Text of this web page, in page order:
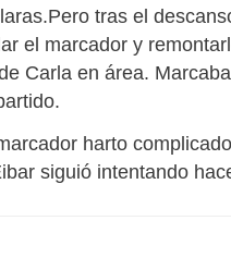
tras el
el marcador y
Carla en área.
harto
siguió intentando